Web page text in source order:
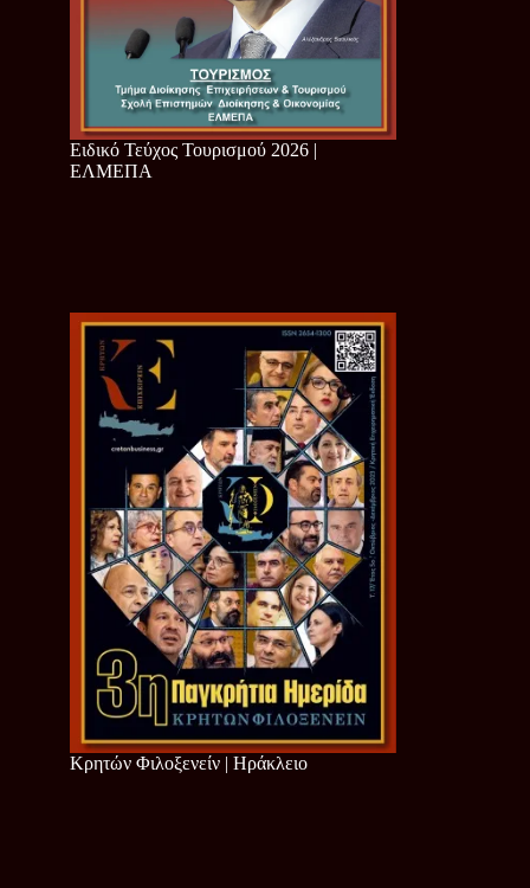
Ειδικό Τεύχος Τουρισμού 2026 |
ΕΛΜΕΠΑ
Κρητών Φιλοξενείν | Ηράκλειο